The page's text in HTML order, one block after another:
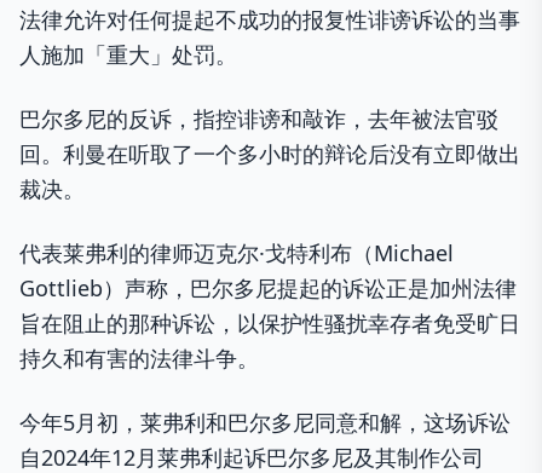
法律允许对任何提起不成功的报复性诽谤诉讼的当事
人施加「重大」处罚。
巴尔多尼的反诉，指控诽谤和敲诈，去年被法官驳
回。利曼在听取了一个多小时的辩论后没有立即做出
裁决。
代表莱弗利的律师迈克尔·戈特利布（Michael
Gottlieb）声称，巴尔多尼提起的诉讼正是加州法律
旨在阻止的那种诉讼，以保护性骚扰幸存者免受旷日
持久和有害的法律斗争。
今年5月初，莱弗利和巴尔多尼同意和解，这场诉讼
自2024年12月莱弗利起诉巴尔多尼及其制作公司